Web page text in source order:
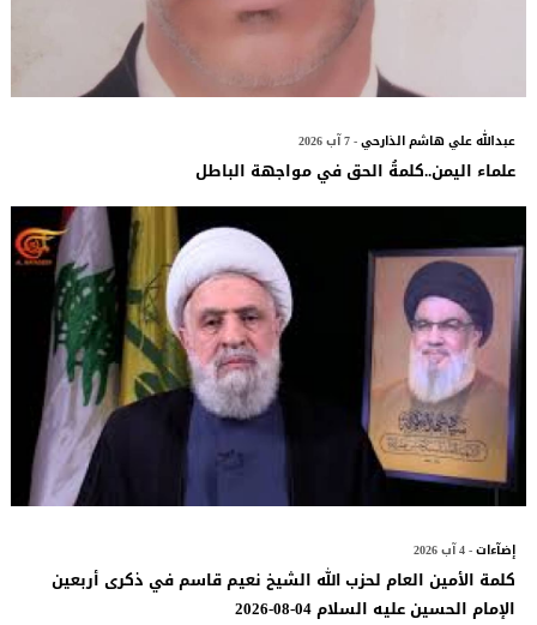
عبدالله علي هاشم الذارحي- 7 آب 2026
علماء اليمن..كلمةُ الحق في مواجهة الباطل
إضآءات- 4 آب 2026
كلمة الأمين العام لحزب الله الشيخ نعيم قاسم في ذكرى أربعين
الإمام الحسين عليه السلام 04-08-2026